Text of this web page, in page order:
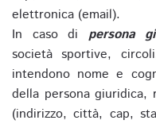
elettronica (email).
In caso di persona
società sportive,
intendono nome e
della persona giuridica,
(indirizzo, città, cap,